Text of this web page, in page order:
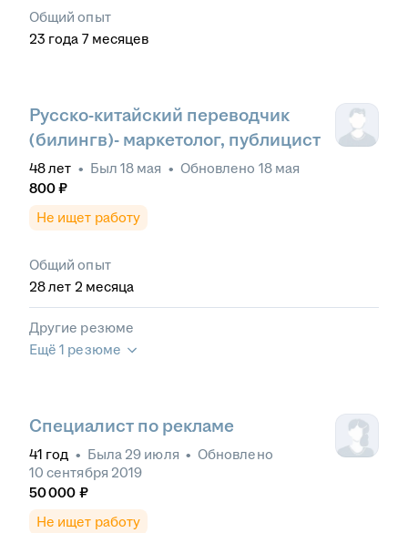
Общий опыт
23 года 7 месяцев
Русско-китайский переводчик
(билингв)- маркетолог, публицист
48лет • Был 18 мая • Обновлено 18 мая
800₽
Не ищет работу
Общий опыт
28лет 2 месяца
Другие резюме
Ещё 1 резюме
Специалист по рекламе
41 год • Была 29 июля • Обновлено
10 сентября 2019
50 000 ₽
Не ищет работу